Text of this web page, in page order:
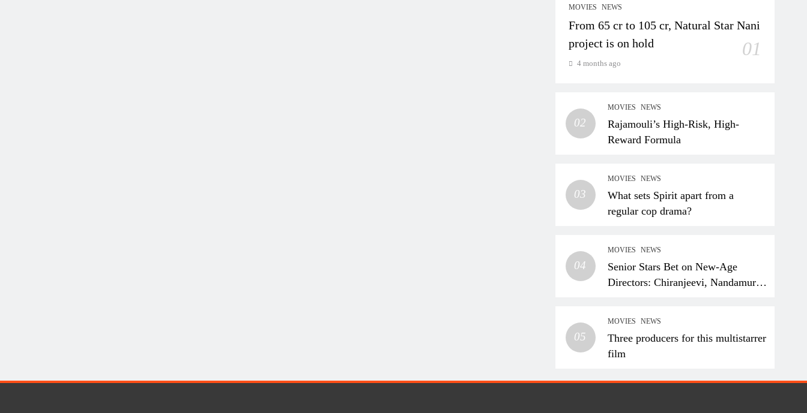
MOVIES NEWS
From 65 cr to 105 cr, Natural Star Nani
project is on hold
01
4 months ago
02
MOVIES NEWS
Rajamouli’s High-Risk, High-
Reward Formula
03
MOVIES NEWS
What sets Spirit apart from a
regular cop drama?
04
MOVIES NEWS
Senior Stars Bet on New-Age
Directors: Chiranjeevi, Nandamuri
05
MOVIES NEWS
Three producers for this multistarrer
film